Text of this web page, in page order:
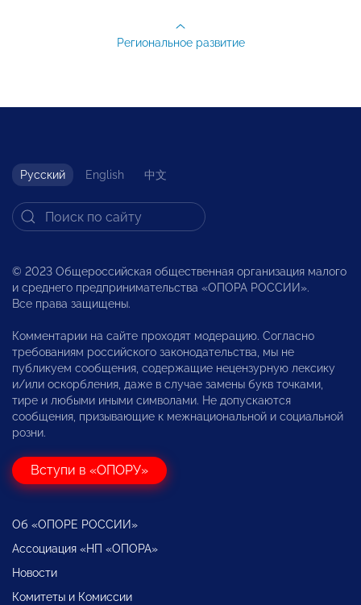
Региональное развитие
Русский English 中文
© 2023 Общероссийская общественная организация малого
и среднего предпринимательства «ОПОРА РОССИИ».
Все права защищены.
Комментарии на сайте проходят модерацию. Согласно
требованиям российского законодательства, мы не
публикуем сообщения, содержащие нецензурную лексику
и/или оскорбления, даже в случае замены букв точками,
тире и любыми иными символами. Не допускаются
сообщения, призывающие к межнациональной и социальной
розни.
Вступи в «ОПОРУ»
Об «ОПОРЕ РОССИИ»
Ассоциация «НП «ОПОРА»
Новости
Комитеты и Комиссии